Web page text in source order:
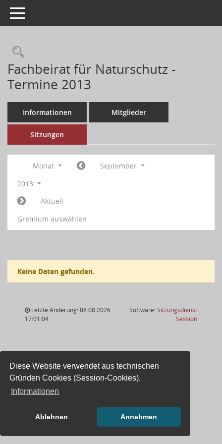
Diese Website verwendet aus technischen
Gründen Cookies (Session-Cookies).
Informationen
Ablehnen Annehmen
Toggle navigation
Fachbeirat für Naturschutz -
Termine 2013
Informationen Mitglieder
Sitzungen
Monat
September
2013
Aktuell
Gremium auswählen
Keine Daten gefunden.
Letzte Änderung: 08.08.2026
17:01:04
Software:Sitzungsdienst
Session(Wird in